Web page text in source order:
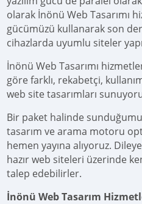
olarak İnönü Web Tasarımı
gücümüzü kullanarak son
cihazlarda uyumlu siteler
İnönü Web Tasarımı
göre farklı, rekabetçi,
web site tasarımları
Bir paket halinde
tasarım ve arama motoru
hemen yayına alıyoruz.
hazır web siteleri üzerinde
talep edebilirler.
İnönü Web Tasarım